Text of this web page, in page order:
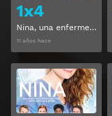
1x4
Nina, una enfermera diferente Temporada 1 Capitulo 4
11 años hace